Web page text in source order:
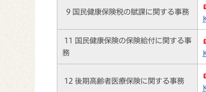
9 国民健康保険税の賦課に関する事務
11 国民健康保険の保険給付に関する事
務
12 後期高齢者医療保険に関する事務